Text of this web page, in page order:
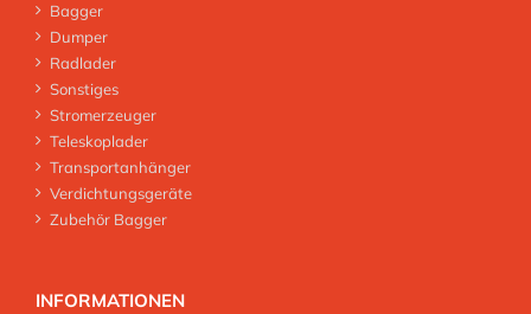
Bagger
Dumper
Radlader
Sonstiges
Stromerzeuger
Teleskoplader
Transportanhänger
Verdichtungsgeräte
Zubehör Bagger
INFORMATIONEN